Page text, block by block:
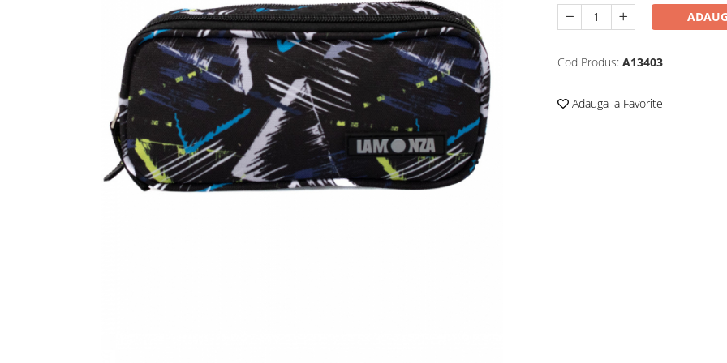
Cod Produs: A13403
Adauga la Favorite